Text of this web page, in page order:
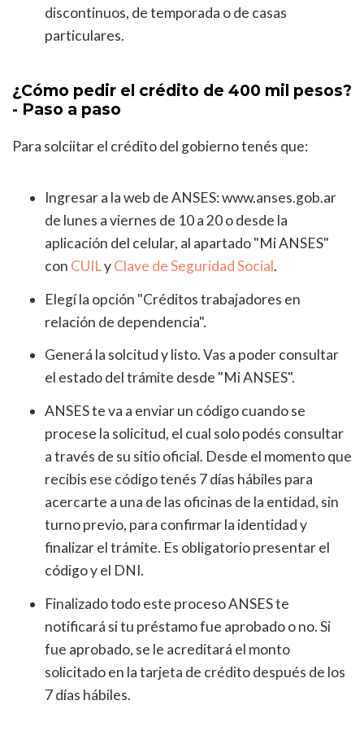
discontinuos, de temporada o de casas
particulares.
¿Cómo pedir el crédito de 400 mil pesos?
- Paso a paso
Para solciitar el crédito del gobierno tenés que:
Ingresar a la web de ANSES: www.anses.gob.ar
de lunes a viernes de 10 a 20 o desde la
aplicación del celular, al apartado "Mi ANSES"
con CUILyClave de Seguridad Social.
Elegí la opción "Créditos trabajadores en
relación de dependencia".
Generá la solcitud y listo. Vas a poder consultar
el estado del trámite desde "Mi ANSES".
ANSES te va a enviar un código cuando se
procese la solicitud, el cual solo podés consultar
a través de su sitio oficial. Desde el momento que
recibis ese código tenés 7 días hábiles para
acercarte a una de las oficinas de la entidad, sin
turno previo, para confirmar la identidad y
finalizar el trámite. Es obligatorio presentar el
código y el DNI.
Finalizado todo este proceso ANSES te
notificará si tu préstamo fue aprobado o no. Si
fue aprobado, se le acreditará el monto
solicitado en la tarjeta de crédito después de los
7 días hábiles.